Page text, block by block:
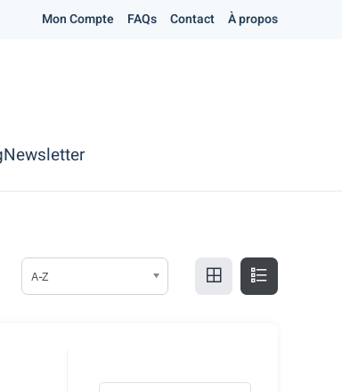
Mon Compte FAQs Contact À propos
Newsletter
A-Z